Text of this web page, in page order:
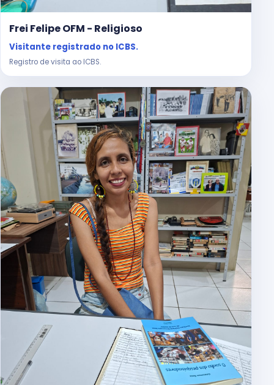
Frei Felipe OFM - Religioso
Visitante registrado no ICBS.
Registro de visita ao ICBS.